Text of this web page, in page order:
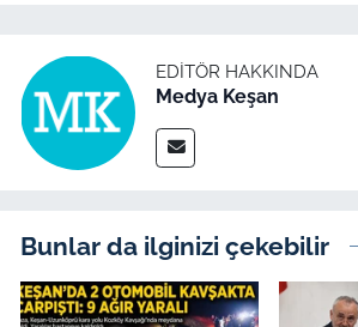
EDITÖR HAKKINDA
Medya Keşan
Bunlar da ilginizi çekebilir
Genel-A
Gündem-Eğitim